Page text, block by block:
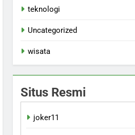
teknologi
Uncategorized
wisata
Situs Resmi
joker11